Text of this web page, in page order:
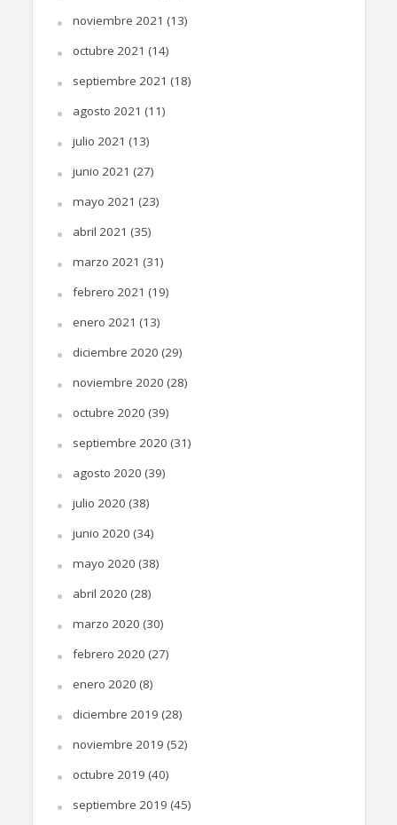
noviembre 2021 (13)
octubre 2021 (14)
septiembre 2021 (18)
agosto 2021 (11)
julio 2021 (13)
junio 2021 (27)
mayo 2021 (23)
abril 2021 (35)
marzo 2021 (31)
febrero 2021 (19)
enero 2021 (13)
diciembre 2020 (29)
noviembre 2020 (28)
octubre 2020 (39)
septiembre 2020 (31)
agosto 2020 (39)
julio 2020 (38)
junio 2020 (34)
mayo 2020 (38)
abril 2020 (28)
marzo 2020 (30)
febrero 2020 (27)
enero 2020 (8)
diciembre 2019 (28)
noviembre 2019 (52)
octubre 2019 (40)
septiembre 2019 (45)